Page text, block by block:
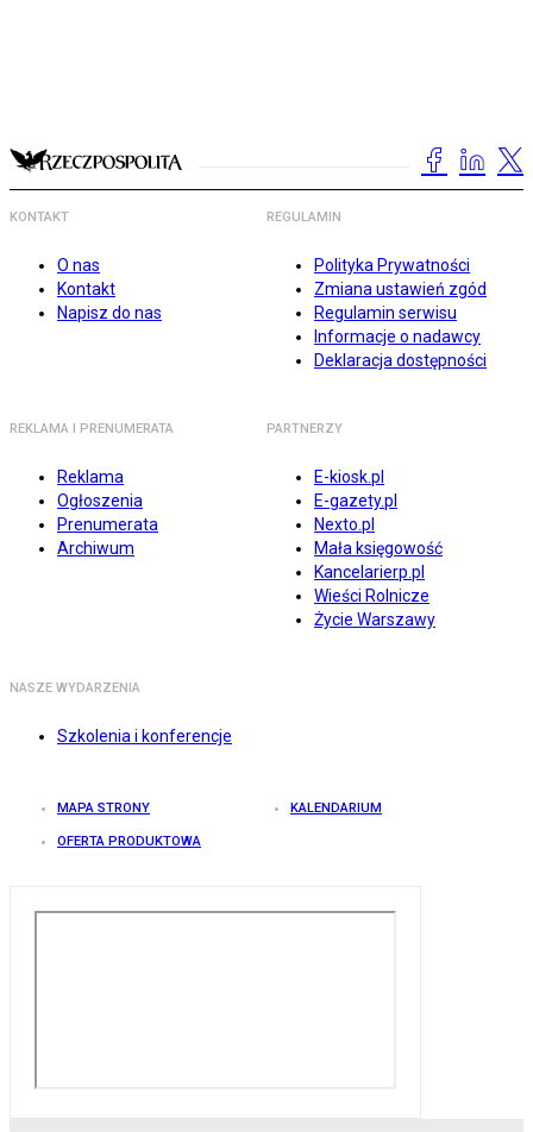
KONTAKT
O nas
Kontakt
Napisz do nas
REGULAMIN
Polityka Prywatności
Zmiana ustawień zgód
Regulamin serwisu
Informacje o nadawcy
Deklaracja dostępności
REKLAMA I PRENUMERATA
Reklama
Ogłoszenia
Prenumerata
Archiwum
PARTNERZY
E-kiosk.pl
E-gazety.pl
Nexto.pl
Mała księgowość
Kancelarierp.pl
Wieści Rolnicze
Życie Warszawy
NASZE WYDARZENIA
Szkolenia i konferencje
MAPA STRONY KALENDARIUM
OFERTA PRODUKTOWA